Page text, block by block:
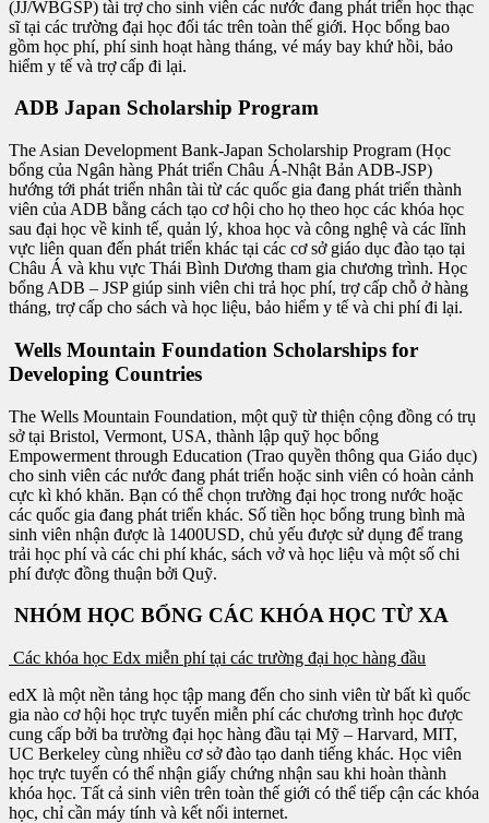
(JJ/WBGSP) tài trợ cho sinh viên các nước đang phát triển học thạc
sĩ tại các trường đại học đối tác trên toàn thế giới. Học bổng bao
gồm học phí, phí sinh hoạt hàng tháng, vé máy bay khứ hồi, bảo
hiểm y tế và trợ cấp đi lại.
ADB Japan Scholarship Program
The Asian Development Bank-Japan Scholarship Program (Học
bổng của Ngân hàng Phát triển Châu Á-Nhật Bản ADB-JSP)
hướng tới phát triển nhân tài từ các quốc gia đang phát triển thành
viên của ADB bằng cách tạo cơ hội cho họ theo học các khóa học
sau đại học về kinh tế, quản lý, khoa học và công nghệ và các lĩnh
vực liên quan đến phát triển khác tại các cơ sở giáo dục đào tạo tại
Châu Á và khu vực Thái Bình Dương tham gia chương trình. Học
bổng ADB – JSP giúp sinh viên chi trả học phí, trợ cấp chỗ ở hàng
tháng, trợ cấp cho sách và học liệu, bảo hiểm y tế và chi phí đi lại.
Wells Mountain Foundation Scholarships for
Developing Countries
The Wells Mountain Foundation, một quỹ từ thiện cộng đồng có trụ
sở tại Bristol, Vermont, USA, thành lập quỹ học bổng
Empowerment through Education (Trao quyền thông qua Giáo dục)
cho sinh viên các nước đang phát triển hoặc sinh viên có hoàn cảnh
cực kì khó khăn. Bạn có thể chọn trường đại học trong nước hoặc
các quốc gia đang phát triển khác. Số tiền học bổng trung bình mà
sinh viên nhận được là 1400USD, chủ yếu được sử dụng để trang
trải học phí và các chi phí khác, sách vở và học liệu và một số chi
phí được đồng thuận bởi Quỹ.
NHÓM HỌC BỔNG CÁC KHÓA HỌC TỪ XA
Các khóa học Edx miễn phí tại các trường đại học hàng đầu
edX là một nền tảng học tập mang đến cho sinh viên từ bất kì quốc
gia nào cơ hội học trực tuyến miễn phí các chương trình học được
cung cấp bởi ba trường đại học hàng đầu tại Mỹ – Harvard, MIT,
UC Berkeley cùng nhiều cơ sở đào tạo danh tiếng khác. Học viên
học trực tuyến có thể nhận giấy chứng nhận sau khi hoàn thành
khóa học. Tất cả sinh viên trên toàn thế giới có thể tiếp cận các khóa
học, chỉ cần máy tính và kết nối internet.